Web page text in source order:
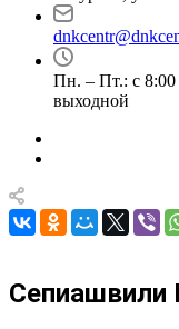
Пн. – Пт.: с 8:00
выходной
Сепиашвили